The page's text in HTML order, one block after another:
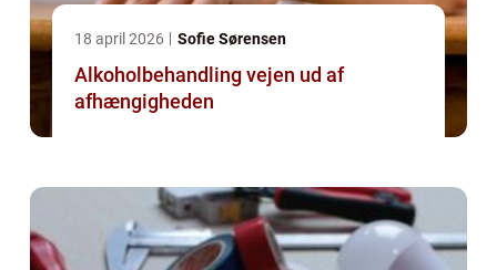
18 april 2026 Sofie Sørensen
Alkoholbehandling vejen ud af
afhængigheden